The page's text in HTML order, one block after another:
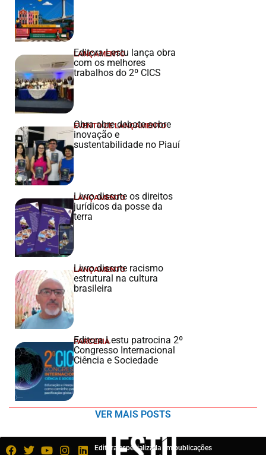
LANÇAMENTO
Editora Lestu lança obra
com os melhores
trabalhos do 2º CICS
EVENTO DE LANÇAMENTO
Obra abre debate sobre
inovação e
sustentabilidade no Piauí
LANÇAMENTO
Livro discute os direitos
jurídicos da posse da
terra
LANÇAMENTO
Livro discute racismo
estrutural na cultura
brasileira
PARCERIA
Editora Lestu patrocina 2º
Congresso Internacional
Ciência e Sociedade
VER MAIS POSTS
Editora especializada em publicações